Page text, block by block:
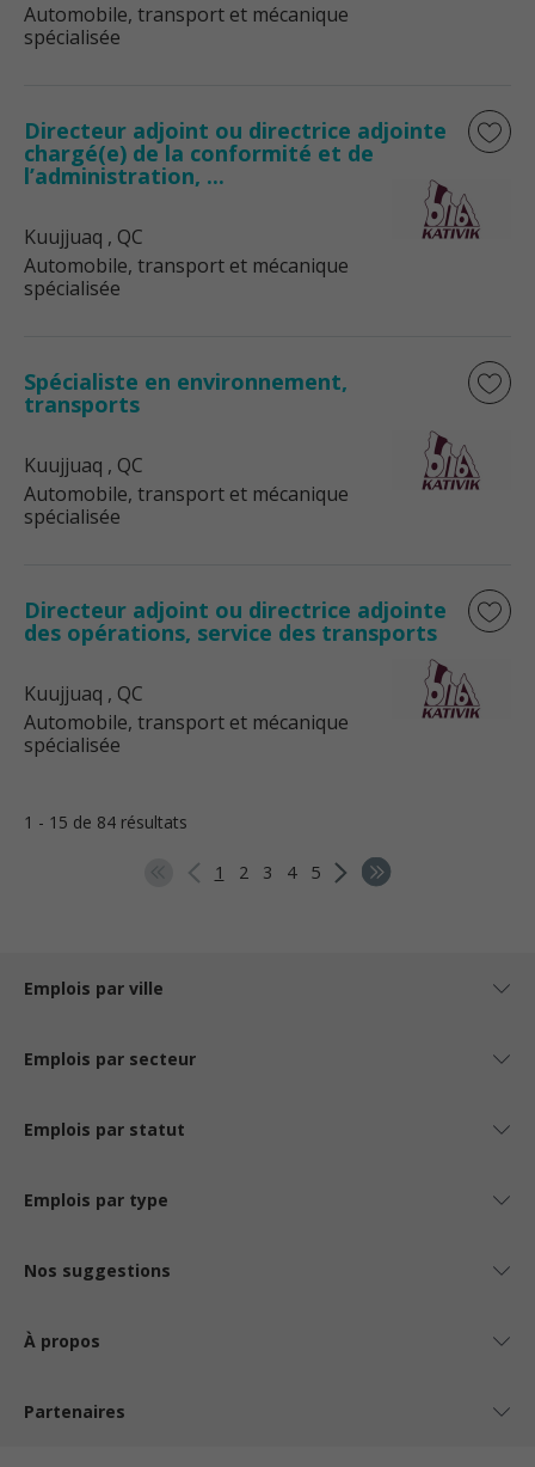
Automobile, transport et mécanique
spécialisée
Directeur adjoint ou directrice adjointe
chargé(e) de la conformité et de
l’administration, ...
Kuujjuaq , QC
Automobile, transport et mécanique
spécialisée
Spécialiste en environnement,
transports
Kuujjuaq , QC
Automobile, transport et mécanique
spécialisée
Directeur adjoint ou directrice adjointe
des opérations, service des transports
Kuujjuaq , QC
Automobile, transport et mécanique
spécialisée
1 - 15 de 84 résultats
1 2 3 4 5
Emplois par ville
Emplois par secteur
Emplois par statut
Emplois par type
Nos suggestions
À propos
Partenaires